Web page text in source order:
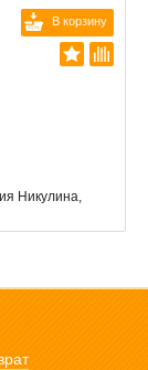
В корзину
Никулина,